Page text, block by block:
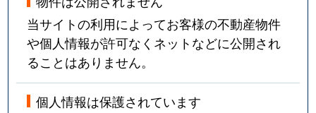
当サイトの利用によってお客様の不動産物件
や個人情報が許可なくネットなどに公開され
ることはありません。
個人情報は保護されています